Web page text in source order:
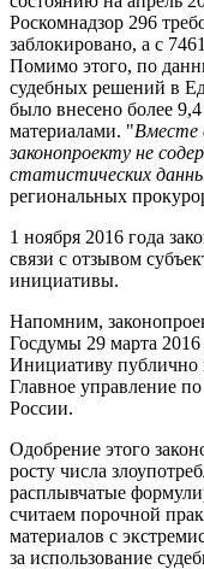
Роскомнадзор 296
заблокировано, а с
Помимо этого, по
судебных решений в
было внесено более
материалами. "Вместе
законопроекту не
статистических
региональных
1 ноября 2016 года
связи с отзывом
инициативы.
Напомним,
Госдумы 29 марта
Инициативу публично
Главное управление
России.
Одобрение этого
росту числа
расплывчатые
считаем порочной
материалов с
за использование